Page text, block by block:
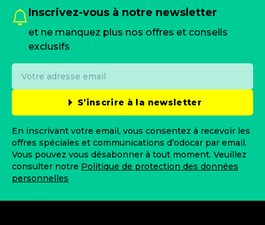
Inscrivez-vous à notre newsletter
et ne manquez plus nos offres et conseils
exclusifs
S’inscrire à la newsletter
En inscrivant votre email, vous consentez à recevoir les
offres spéciales et communications d’odocar par email.
Vous pouvez vous désabonner à tout moment. Veuillez
consulter notre Politique de protection des données
personnelles